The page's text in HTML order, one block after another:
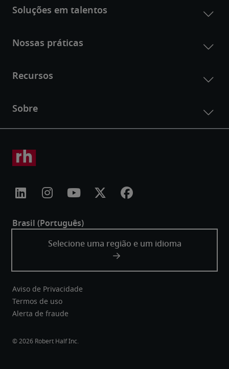
Aviso de Privacidade
Termos de uso
Alerta de fraude